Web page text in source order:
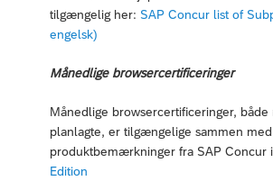
tilgængelig her: SAP Concur list of
engelsk)
Månedlige browsercertificeringer
Månedlige browsercertificeringer,
planlagte, er tilgængelige sammen
produktbemærkninger fra SAP Concur i
Edition